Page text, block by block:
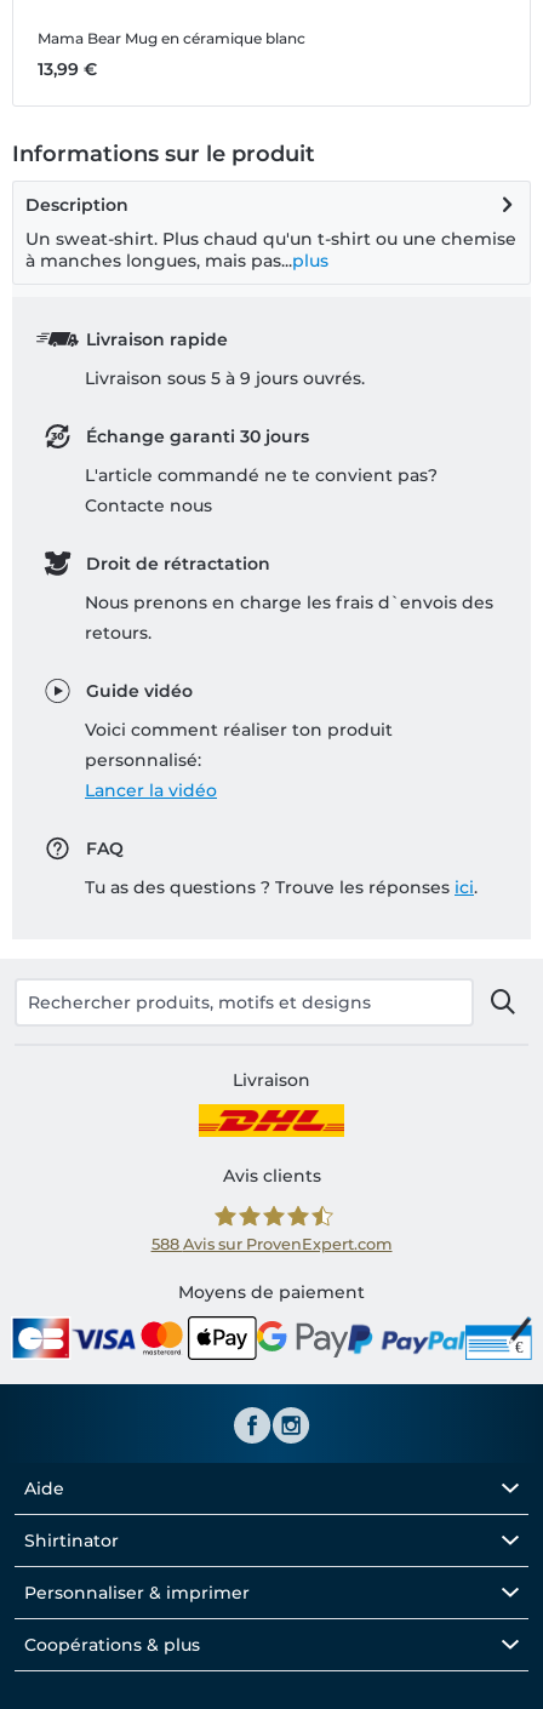
Mama Bear Mug en céramique blanc
13,99 €
Informations sur le produit
Description
Un sweat-shirt. Plus chaud qu'un t-shirt ou une chemise
à manches longues, mais pas...plus
Livraison rapide
Livraison sous 5 à 9 jours ouvrés.
Échange garanti 30 jours
L'article commandé ne te convient pas?
Contacte nous
Droit de rétractation
Nous prenons en charge les frais d`envois des
retours.
Guide vidéo
Voici comment réaliser ton produit
personnalisé:
Lancer la vidéo
FAQ
Tu as des questions ? Trouve les réponses ici.
Livraison
Avis clients
Shirtinator FR
588 Avis sur ProvenExpert.com
Moyens de paiement
Aide
Shirtinator
Personnaliser & imprimer
Coopérations & plus